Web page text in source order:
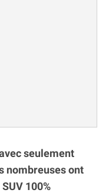
seulement
nombreuses ont
100%